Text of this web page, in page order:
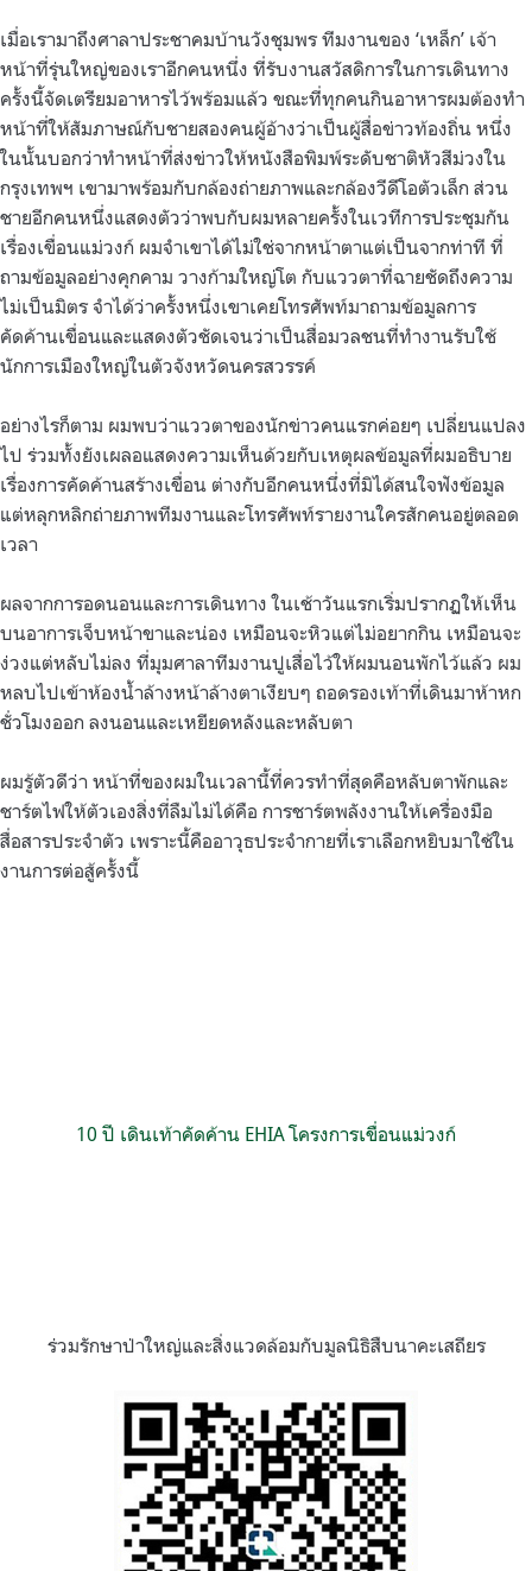
เมื่อเรามาถึงศาลาประชาคมบ้านวังชุมพร ทีมงานของ ‘เหล็ก’ เจ้า
หน้าที่รุ่นใหญ่ของเราอีกคนหนึ่ง ที่รับงานสวัสดิการในการเดินทาง
ครั้งนี้จัดเตรียมอาหารไว้พร้อมแล้ว ขณะที่ทุกคนกินอาหารผมต้องทำ
หน้าที่ให้สัมภาษณ์กับชายสองคนผู้อ้างว่าเป็นผู้สื่อข่าวท้องถิ่น หนึ่ง
ในนั้นบอกว่าทำหน้าที่ส่งข่าวให้หนังสือพิมพ์ระดับชาติหัวสีม่วงใน
กรุงเทพฯ เขามาพร้อมกับกล้องถ่ายภาพและกล้องวีดีโอตัวเล็ก ส่วน
ชายอีกคนหนึ่งแสดงตัวว่าพบกับผมหลายครั้งในเวทีการประชุมกัน
เรื่องเขื่อนแม่วงก์ ผมจำเขาได้ไม่ใช่จากหน้าตาแต่เป็นจากท่าที ที่
ถามข้อมูลอย่างคุกคาม วางก้ามใหญ่โต กับแววตาที่ฉายชัดถึงความ
ไม่เป็นมิตร จำได้ว่าครั้งหนึ่งเขาเคยโทรศัพท์มาถามข้อมูลการ
คัดค้านเขื่อนและแสดงตัวชัดเจนว่าเป็นสื่อมวลชนที่ทำงานรับใช้
นักการเมืองใหญ่ในตัวจังหวัดนครสวรรค์
อย่างไรก็ตาม ผมพบว่าแววตาของนักข่าวคนแรกค่อยๆ เปลี่ยนแปลง
ไป ร่วมทั้งยังเผลอแสดงความเห็นด้วยกับเหตุผลข้อมูลที่ผมอธิบาย
เรื่องการคัดค้านสร้างเขื่อน ต่างกับอีกคนหนึ่งที่มิได้สนใจฟังข้อมูล
แต่หลุกหลิกถ่ายภาพทีมงานและโทรศัพท์รายงานใครสักคนอยู่ตลอด
เวลา
ผลจากการอดนอนและการเดินทาง ในเช้าวันแรกเริ่มปรากฏให้เห็น
บนอาการเจ็บหน้าขาและน่อง เหมือนจะหิวแต่ไม่อยากกิน เหมือนจะ
ง่วงแต่หลับไม่ลง ที่มุมศาลาทีมงานปูเสื่อไว้ให้ผมนอนพักไว้แล้ว ผม
หลบไปเข้าห้องน้ำล้างหน้าล้างตาเงียบๆ ถอดรองเท้าที่เดินมาห้าหก
ชั่วโมงออก ลงนอนและเหยียดหลังและหลับตา
ผมรู้ตัวดีว่า หน้าที่ของผมในเวลานี้ที่ควรทำที่สุดคือหลับตาพักและ
ชาร์ตไฟให้ตัวเองสิ่งที่ลืมไม่ได้คือ การชาร์ตพลังงานให้เครื่องมือ
สื่อสารประจำตัว เพราะนี้คืออาวุธประจำกายที่เราเลือกหยิบมาใช้ใน
งานการต่อสู้ครั้งนี้
10 ปี เดินเท้าคัดค้าน EHIA โครงการเขื่อนแม่วงก์
ร่วมรักษาป่าใหญ่และสิ่งแวดล้อมกับมูลนิธิสืบนาคะเสถียร